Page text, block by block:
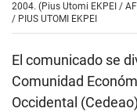
2004. (Pius Utomi EKPEI /
/ PIUS UTOMI EKPEI
El comunicado se
Comunidad
Occidental